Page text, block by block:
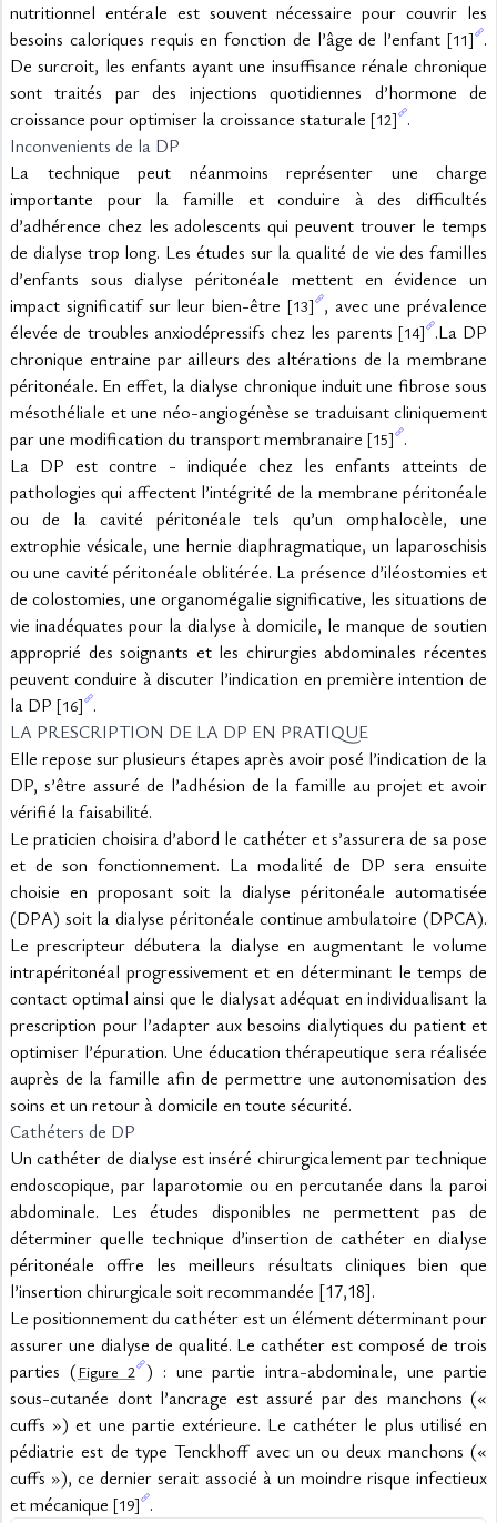
nutritionnel entérale est souvent nécessaire pour couvrir les
besoins caloriques requis en fonction de l’âge de l’enfant [11] .
De surcroit, les enfants ayant une insuffisance rénale chronique
sont traités par des injections quotidiennes d’hormone de
croissance pour optimiser la croissance staturale [12] .
Inconvenients de la DP
La technique peut néanmoins représenter une charge
importante pour la famille et conduire à des difficultés
d’adhérence chez les adolescents qui peuvent trouver le temps
de dialyse trop long. Les études sur la qualité de vie des familles
d’enfants sous dialyse péritonéale mettent en évidence un
impact significatif sur leur bien-être [13] , avec une prévalence
élevée de troubles anxiodépressifs chez les parents [14] .La DP
chronique entraine par ailleurs des altérations de la membrane
péritonéale. En effet, la dialyse chronique induit une fibrose sous
mésothéliale et une néo-angiogénèse se traduisant cliniquement
par une modification du transport membranaire [15] .
La DP est contre - indiquée chez les enfants atteints de
pathologies qui affectent l’intégrité de la membrane péritonéale
ou de la cavité péritonéale tels qu’un omphalocèle, une
extrophie vésicale, une hernie diaphragmatique, un laparoschisis
ou une cavité péritonéale oblitérée. La présence d’iléostomies et
de colostomies, une organomégalie significative, les situations de
vie inadéquates pour la dialyse à domicile, le manque de soutien
approprié des soignants et les chirurgies abdominales récentes
peuvent conduire à discuter l’indication en première intention de
la DP [16] .
LA PRESCRIPTION DE LA DP EN PRATIQUE
Elle repose sur plusieurs étapes après avoir posé l’indication de la
DP, s’être assuré de l’adhésion de la famille au projet et avoir
vérifié la faisabilité.
Le praticien choisira d’abord le cathéter et s’assurera de sa pose
et de son fonctionnement. La modalité de DP sera ensuite
choisie en proposant soit la dialyse péritonéale automatisée
(DPA) soit la dialyse péritonéale continue ambulatoire (DPCA).
Le prescripteur débutera la dialyse en augmentant le volume
intrapéritonéal progressivement et en déterminant le temps de
contact optimal ainsi que le dialysat adéquat en individualisant la
prescription pour l’adapter aux besoins dialytiques du patient et
optimiser l’épuration. Une éducation thérapeutique sera réalisée
auprès de la famille afin de permettre une autonomisation des
soins et un retour à domicile en toute sécurité.
Cathéters de DP
Un cathéter de dialyse est inséré chirurgicalement par technique
endoscopique, par laparotomie ou en percutanée dans la paroi
abdominale. Les études disponibles ne permettent pas de
déterminer quelle technique d’insertion de cathéter en dialyse
péritonéale offre les meilleurs résultats cliniques bien que
l’insertion chirurgicale soit recommandée [17,18].
Le positionnement du cathéter est un élément déterminant pour
assurer une dialyse de qualité. Le cathéter est composé de trois
parties (Figure 2 ) : une partie intra-abdominale, une partie
sous-cutanée dont l’ancrage est assuré par des manchons («
cuffs ») et une partie extérieure. Le cathéter le plus utilisé en
pédiatrie est de type Tenckhoff avec un ou deux manchons («
cuffs »), ce dernier serait associé à un moindre risque infectieux
et mécanique [19] .